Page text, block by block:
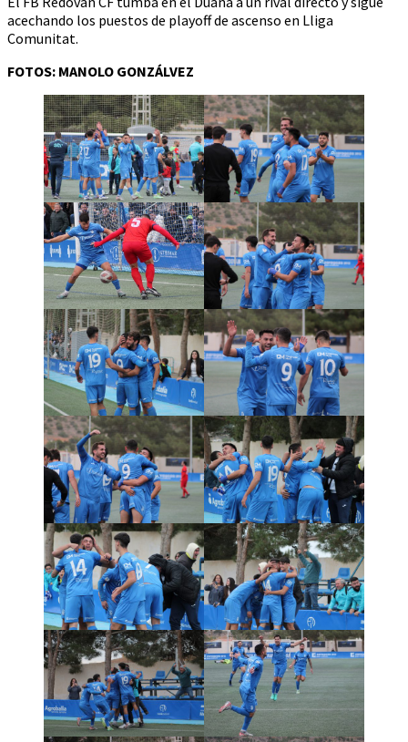
acechando los puestos de playoff de ascenso en Lliga
Comunitat.
FOTOS: MANOLO GONZÁLVEZ